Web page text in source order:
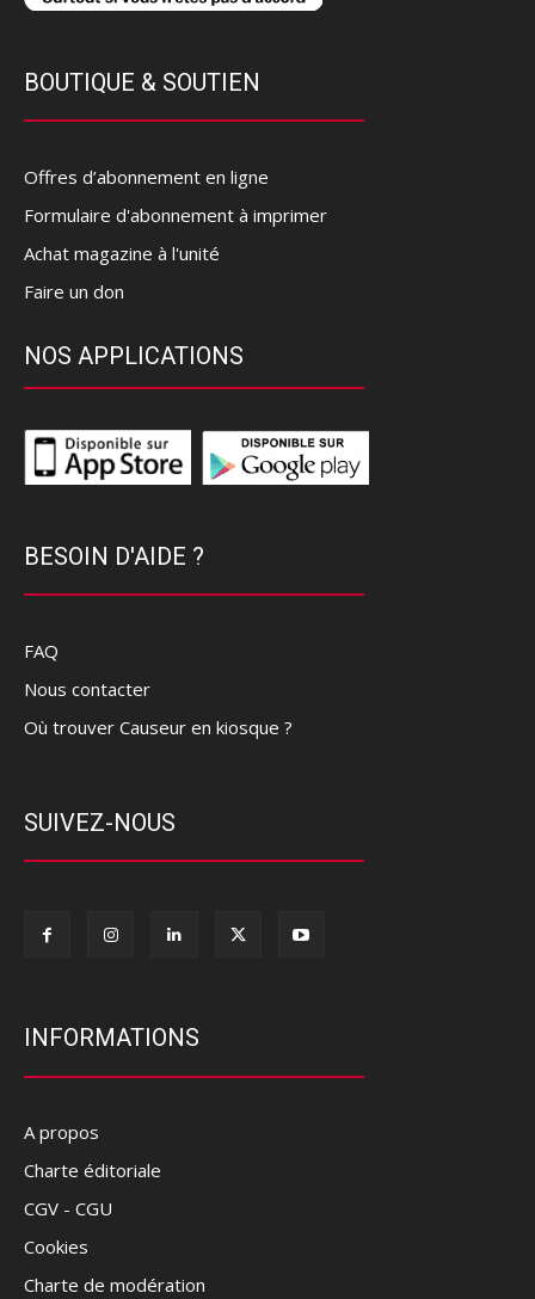
BOUTIQUE & SOUTIEN
Offres d’abonnement en ligne
Formulaire d'abonnement à imprimer
Achat magazine à l'unité
Faire un don
NOS APPLICATIONS
BESOIN D'AIDE ?
FAQ
Nous contacter
Où trouver Causeur en kiosque ?
SUIVEZ-NOUS
INFORMATIONS
A propos
Charte éditoriale
CGV - CGU
Cookies
Charte de modération